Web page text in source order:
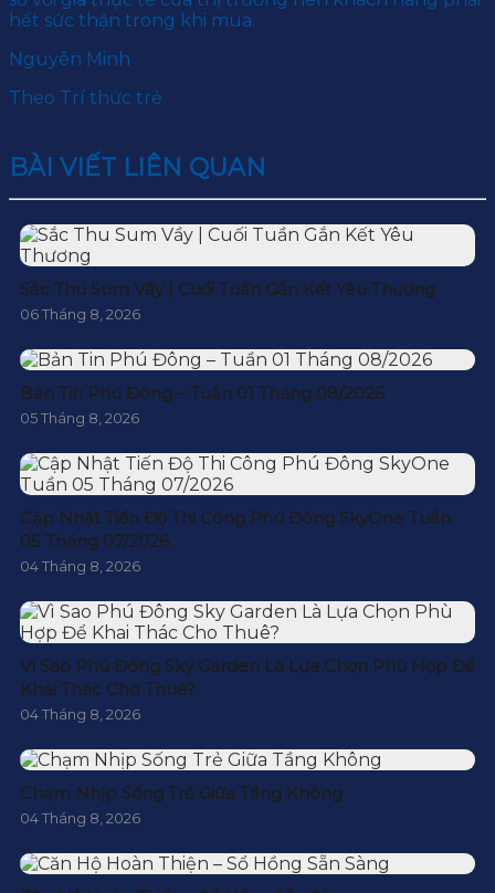
hết sức thận trong khi mua.
Nguyên Minh
Theo Trí thức trẻ
BÀI VIẾT LIÊN QUAN
Sắc Thu Sum Vầy | Cuối Tuần Gắn Kết Yêu Thương
06 Tháng 8, 2026
Bản Tin Phú Đông – Tuần 01 Tháng 08/2026
05 Tháng 8, 2026
Cập Nhật Tiến Độ Thi Công Phú Đông SkyOne Tuần
05 Tháng 07/2026
04 Tháng 8, 2026
Vì Sao Phú Đông Sky Garden Là Lựa Chọn Phù Hợp Để
Khai Thác Cho Thuê?
04 Tháng 8, 2026
Chạm Nhịp Sống Trẻ Giữa Tầng Không
04 Tháng 8, 2026